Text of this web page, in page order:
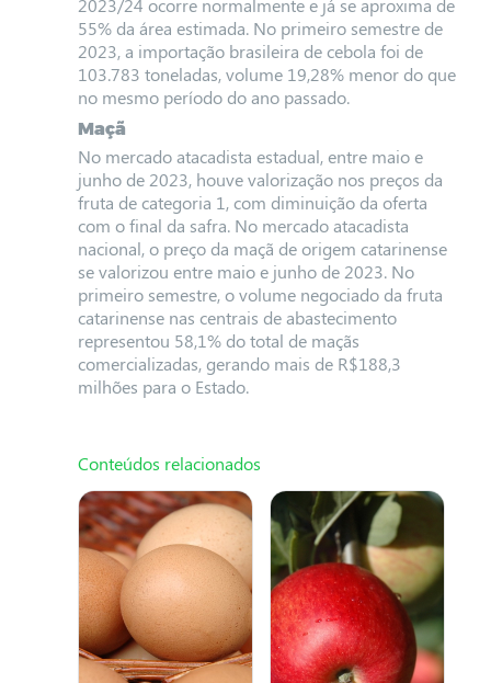
2023/24 ocorre normalmente e já se aproxima de
55% da área estimada. No primeiro semestre de
2023, a importação brasileira de cebola foi de
103.783 toneladas, volume 19,28% menor do que
no mesmo período do ano passado.
Maçã
No mercado atacadista estadual, entre maio e
junho de 2023, houve valorização nos preços da
fruta de categoria 1, com diminuição da oferta
com o final da safra. No mercado atacadista
nacional, o preço da maçã de origem catarinense
se valorizou entre maio e junho de 2023. No
primeiro semestre, o volume negociado da fruta
catarinense nas centrais de abastecimento
representou 58,1% do total de maçãs
comercializadas, gerando mais de R$188,3
milhões para o Estado.
Conteúdos relacionados